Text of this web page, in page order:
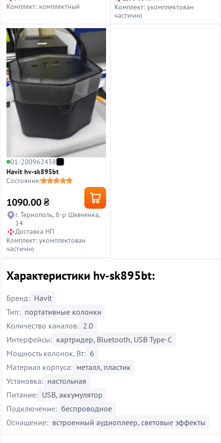
Комплект: комплектный
Комплект: укомплектован
частично
01-200962438
Havit hv-sk895bt
Состояние:
1090.00₴
г. Тернополь, б-р Шевченка,
14
Доставка НП
Комплект: укомплектован
частично
Характеристики hv-sk895bt:
Бренд: Havit
Тип: портативные колонки
Количество каналов: 2.0
Интерфейсы: картридер, Bluetooth, USB Type-C
Мощность колонок, Вт: 6
Материал корпуса: металл, пластик
Установка: настольная
Питание: USB, аккумулятор
Подключение: беспроводное
Оснащение: встроенный аудиоплеер, световые эффекты